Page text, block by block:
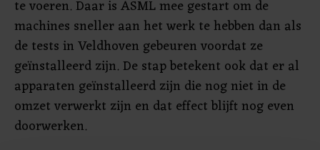
te voeren. Daar is ASML mee gestart om de
machines sneller aan het werk te hebben dan als
de tests in Veldhoven gebeuren voordat ze
geïnstalleerd zijn. De stap betekent ook dat er al
apparaten geïnstalleerd zijn die nog niet in de
omzet verwerkt zijn en dat effect blijft nog even
doorwerken.